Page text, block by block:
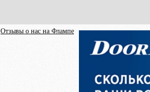
Отзывы о нас на Флампе